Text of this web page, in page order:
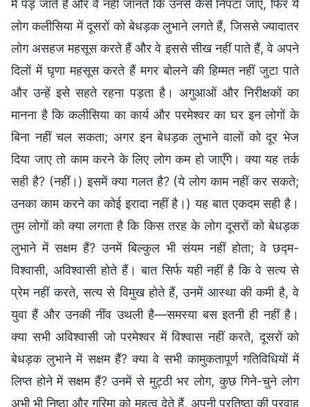
में पड़ जाते हैं और वे नहीं जानते कि उनसे कैसे निपटा जाए, फिर ये
लोग कलीसिया में दूसरों को बेधड़क लुभाने लगते हैं, जिससे ज्यादातर
लोग असहज महसूस करते हैं और वे इससे सीख नहीं पाते हैं, वे अपने
दिलों में घृणा महसूस करते हैं मगर बोलने की हिम्मत नहीं जुटा पाते
और उन्हें इसे सहते रहना पड़ता है। अगुआओं और निरीक्षकों का
मानना है कि कलीसिया का कार्य और परमेश्वर का घर इन लोगों के
बिना नहीं चल सकता; अगर इन बेधड़क लुभाने वालों को दूर भेज
दिया जाए तो काम करने के लिए लोग कम हो जाएँगे। क्या यह तर्क
सही है? (नहीं।) इसमें क्या गलत है? (ये लोग काम नहीं कर सकते;
उनका काम करने का कोई इरादा नहीं है।) यह बात एकदम सही है।
तुम लोगों को क्या लगता है कि किस तरह के लोग दूसरों को बेधड़क
लुभाने में सक्षम हैं? उनमें बिल्कुल भी संयम नहीं होता; वे छद्म-
विश्वासी, अविश्वासी होते हैं। बात सिर्फ यही नहीं है कि वे सत्य से
प्रेम नहीं करते, सत्य से विमुख होते हैं, उनमें आस्था की कमी है, वे
युवा हैं और उनकी नींव उथली है—समस्या बस इतनी ही नहीं है।
क्या सभी अविश्वासी जो परमेश्वर में विश्वास नहीं करते, दूसरों को
बेधड़क लुभाने में सक्षम हैं? क्या वे सभी कामुकतापूर्ण गतिविधियों में
लिप्त होने में सक्षम हैं? उनमें से मुट्ठी भर लोग, कुछ गिने-चुने लोग
अभी भी निष्ठा और गरिमा को महत्व देते हैं, अपनी प्रतिष्ठा की परवाह